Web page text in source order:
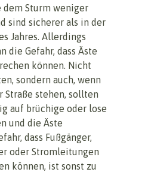
dem Sturm weniger
sind sicherer als in der
Jahres. Allerdings
die Gefahr, dass Äste
können. Nicht
sondern auch, wenn
Straße stehen, sollten
auf brüchige oder lose
und die Äste
dass Fußgänger,
oder Stromleitungen
können, ist sonst zu